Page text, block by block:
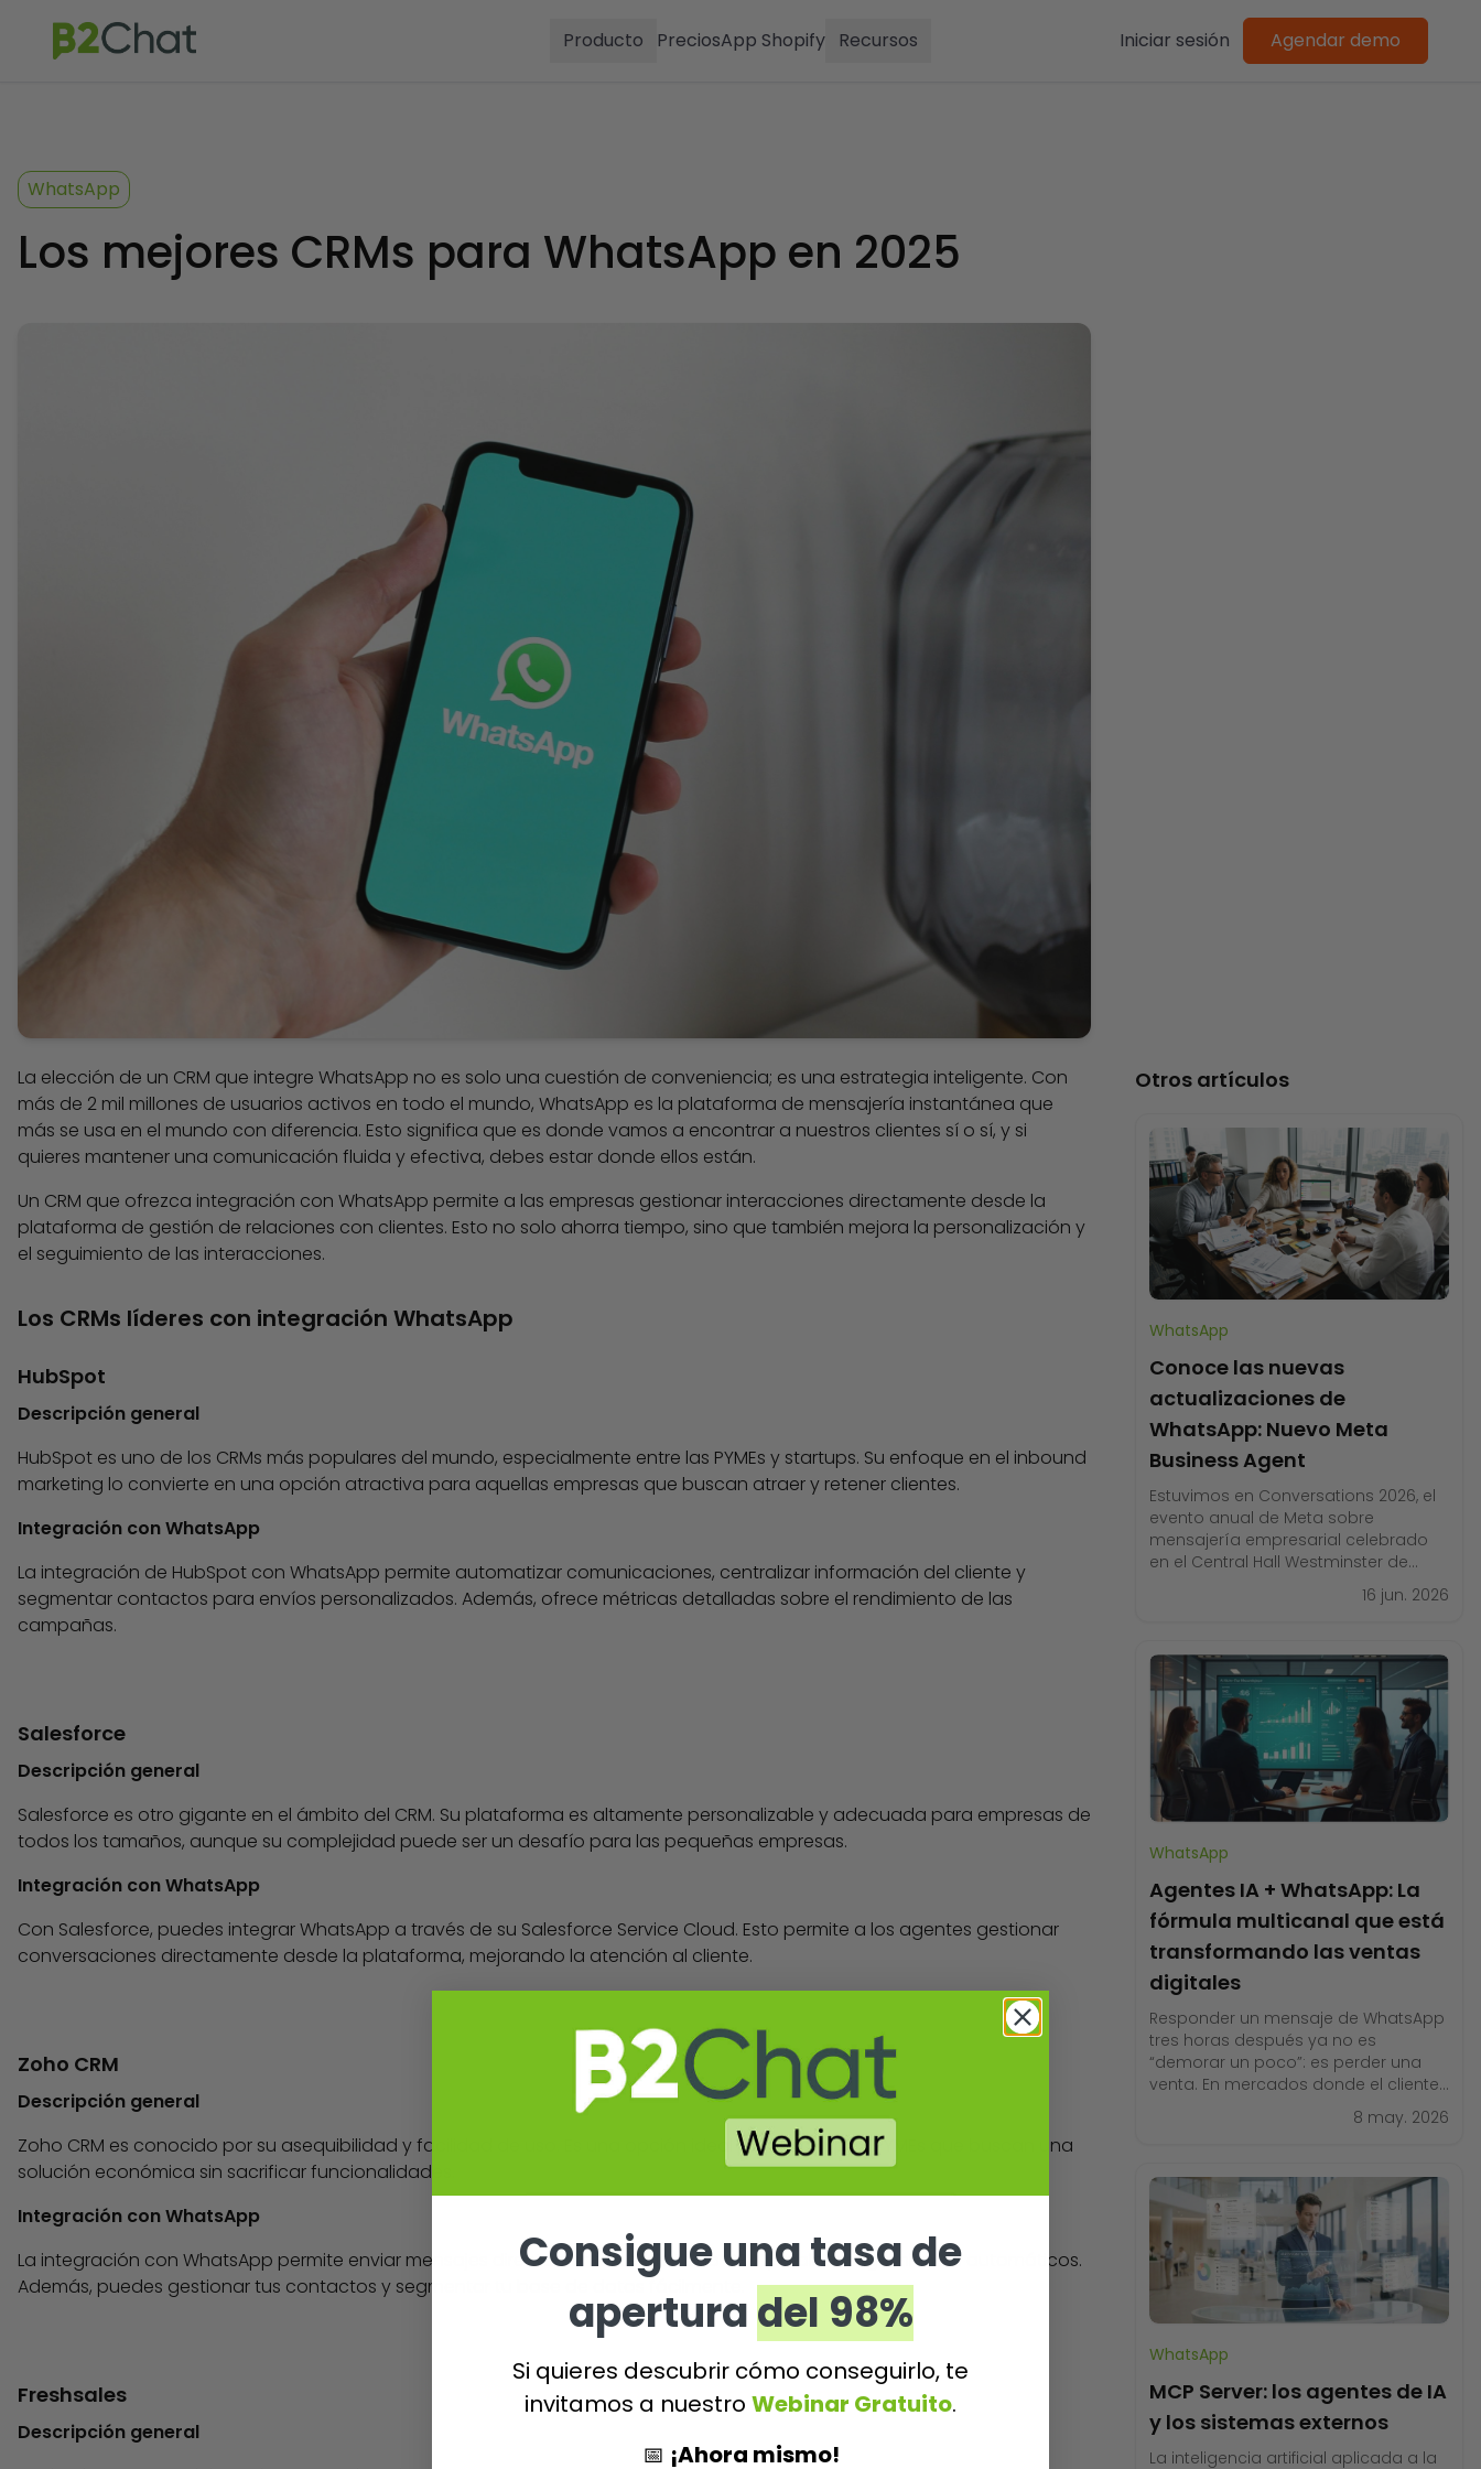
Producto PreciosApp Shopify Recursos Iniciar sesión Agendar demo
WhatsApp
Los mejores CRMs para WhatsApp en 2025
La elección de un CRM que integre WhatsApp no es solo una cuestión de conveniencia; es una estrategia inteligente. Con
más de 2 mil millones de usuarios activos en todo el mundo, WhatsApp es la plataforma de mensajería instantánea que
más se usa en el mundo con diferencia. Esto significa que es donde vamos a encontrar a nuestros clientes sí o sí, y si
quieres mantener una comunicación fluida y efectiva, debes estar donde ellos están.
Un CRM que ofrezca integración con WhatsApp permite a las empresas gestionar interacciones directamente desde la
plataforma de gestión de relaciones con clientes. Esto no solo ahorra tiempo, sino que también mejora la personalización y
el seguimiento de las interacciones.
Los CRMs líderes con integración WhatsApp
HubSpot
Descripción general
HubSpot es uno de los CRMs más populares del mundo, especialmente entre las PYMEs y startups. Su enfoque en el inbound
marketing lo convierte en una opción atractiva para aquellas empresas que buscan atraer y retener clientes.
Integración con WhatsApp
La integración de HubSpot con WhatsApp permite automatizar comunicaciones, centralizar información del cliente y
segmentar contactos para envíos personalizados. Además, ofrece métricas detalladas sobre el rendimiento de las
campañas.
Salesforce
Descripción general
Salesforce es otro gigante en el ámbito del CRM. Su plataforma es altamente personalizable y adecuada para empresas de
todos los tamaños, aunque su complejidad puede ser un desafío para las pequeñas empresas.
Integración con WhatsApp
Con Salesforce, puedes integrar WhatsApp a través de su Salesforce Service Cloud. Esto permite a los agentes gestionar
conversaciones directamente desde la plataforma, mejorando la atención al cliente.
Zoho CRM
Descripción general
Zoho CRM es conocido por su asequibilidad y facilidad de uso. Es una opción ideal para startups y PYMEs que buscan una
solución económica sin sacrificar funcionalidades.
Integración con WhatsApp
La integración con WhatsApp permite enviar mensajes directamente desde Zoho CRM y realizar seguimientos automáticos.
Además, puedes gestionar tus contactos y segmentar tu base de datos fácilmente.
Freshsales
Descripción general
Otros artículos
WhatsApp
Conoce las nuevas
actualizaciones de
WhatsApp: Nuevo Meta
Business Agent
Estuvimos en Conversations 2026, el
evento anual de Meta sobre
mensajería empresarial celebrado
en el Central Hall Westminster de
Londres, y lo que vimos ese día nos
dejó claro que el modelo de
está a punto de cambiar para
siempre. Más de 1.500 personas en la
sala. En el escenario,
16 jun. 2026
WhatsApp
Agentes IA + WhatsApp: La
fórmula multicanal que está
transformando las ventas
digitales
Responder un mensaje de WhatsApp
tres horas después ya no es
“demorar un poco”: es perder una
venta. En mercados donde el cliente
compara opciones desde el móvil y
espera respuestas en minutos, la
cierra el negocio y quién queda
fuera. Aquí es donde los agentes de
IA para ventas
8 may. 2026
WhatsApp
MCP Server: los agentes de IA
y los sistemas externos
La inteligencia artificial aplicada a la
Consigue una tasa de
aperturadel 98%
Si quieres descubrir cómo conseguirlo, te
invitamos a nuestro Webinar Gratuito.
📅 ¡Ahora mismo!